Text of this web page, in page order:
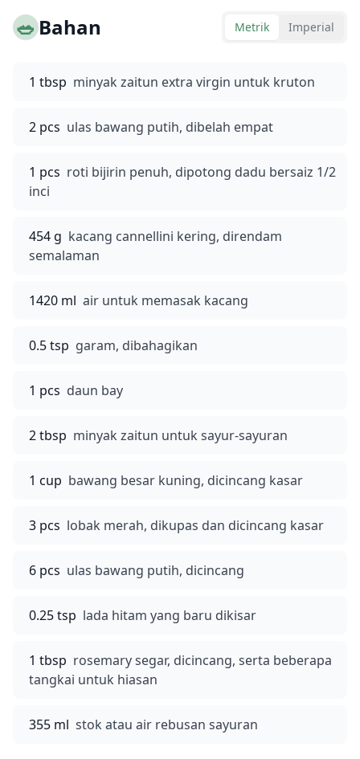
🥗Bahan Metrik Imperial
1 tbsp minyak zaitun extra virgin untuk kruton
2 pcs ulas bawang putih, dibelah empat
1 pcs roti bijirin penuh, dipotong dadu bersaiz 1/2
inci
454 g kacang cannellini kering, direndam
semalaman
1420 ml air untuk memasak kacang
0.5 tsp garam, dibahagikan
1 pcs daun bay
2 tbsp minyak zaitun untuk sayur-sayuran
1 cup bawang besar kuning, dicincang kasar
3 pcs lobak merah, dikupas dan dicincang kasar
6 pcs ulas bawang putih, dicincang
0.25 tsp lada hitam yang baru dikisar
1 tbsp rosemary segar, dicincang, serta beberapa
tangkai untuk hiasan
355 ml stok atau air rebusan sayuran